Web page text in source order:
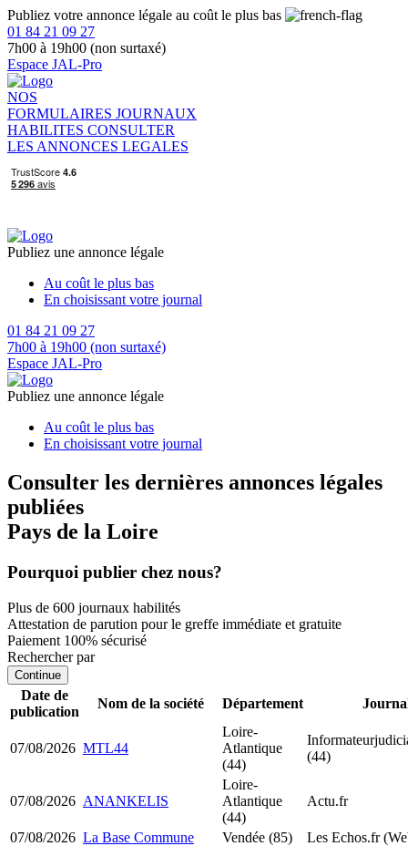
Publiez votre annonce légale au coût le plus bas
01 84 21 09 27
7h00 à 19h00 (non surtaxé)
Espace JAL-Pro
NOS
FORMULAIRES JOURNAUX
HABILITES CONSULTER
LES ANNONCES LEGALES
Publiez une annonce légale
Au coût le plus bas
En choisissant votre journal
01 84 21 09 27
7h00 à 19h00 (non surtaxé)
Espace JAL-Pro
Publiez une annonce légale
Au coût le plus bas
En choisissant votre journal
Consulter les dernières annonces légales
publiées
Pays de la Loire
Pourquoi publier chez nous?
Plus de 600 journaux habilités
Attestation de parution pour le greffe immédiate et gratuite
Paiement 100% sécurisé
Rechercher par
Continue
Date de
publication
Nom de la société Département
07/08/2026 MTL44
Loire-
Atlantique
(44)
(44)
07/08/2026 ANANKELIS
Loire-
Atlantique
(44)
Actu.fr
07/08/2026 La Base Commune Vendée (85)
Les Echos.fr